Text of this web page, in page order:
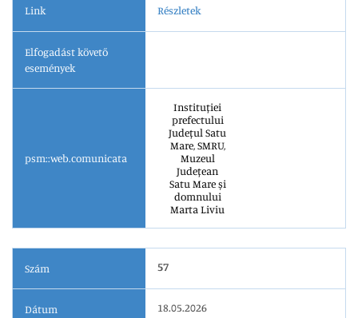
Link Részletek
Elfogadást követő
események
psm::web.comunicata
Instituției
prefectului
Județul Satu
Mare, SMRU,
Muzeul
Județean
Satu Mare și
domnului
Marta Liviu
Szám 57
Dátum 18.05.2026